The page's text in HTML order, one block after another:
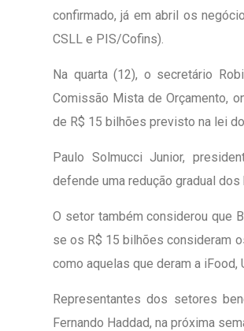
confirmado, já em abril os
CSLL e PIS/Cofins).
Na quarta (12), o secretário
Comissão Mista de Orçamento,
de R$ 15 bilhões previsto na lei
Paulo Solmucci Junior,
defende uma redução gradual
O setor também considerou que
se os R$ 15 bilhões consideram
como aquelas que deram a iFood,
Representantes dos setores
Fernando Haddad, na próxima
1º Dia
D’água
01 JUL